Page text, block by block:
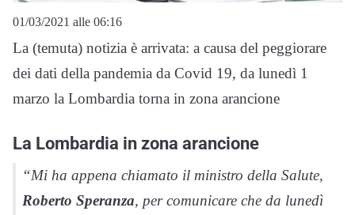
01/03/2021 alle 06:16
La (temuta) notizia è arrivata: a causa del peggiorare
dei dati della pandemia da Covid 19, da lunedì 1
marzo la Lombardia torna in zona arancione
La Lombardia in zona arancione
“Mi ha appena chiamato il ministro della Salute,
Roberto Speranza, per comunicare che da lunedì